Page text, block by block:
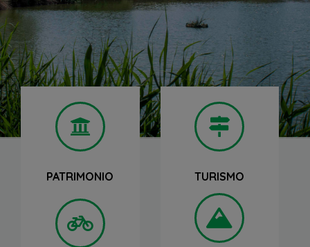
PATRIMONIO
ACCEDER
TURISMO
ACCEDER
ACCEDER ACCEDER